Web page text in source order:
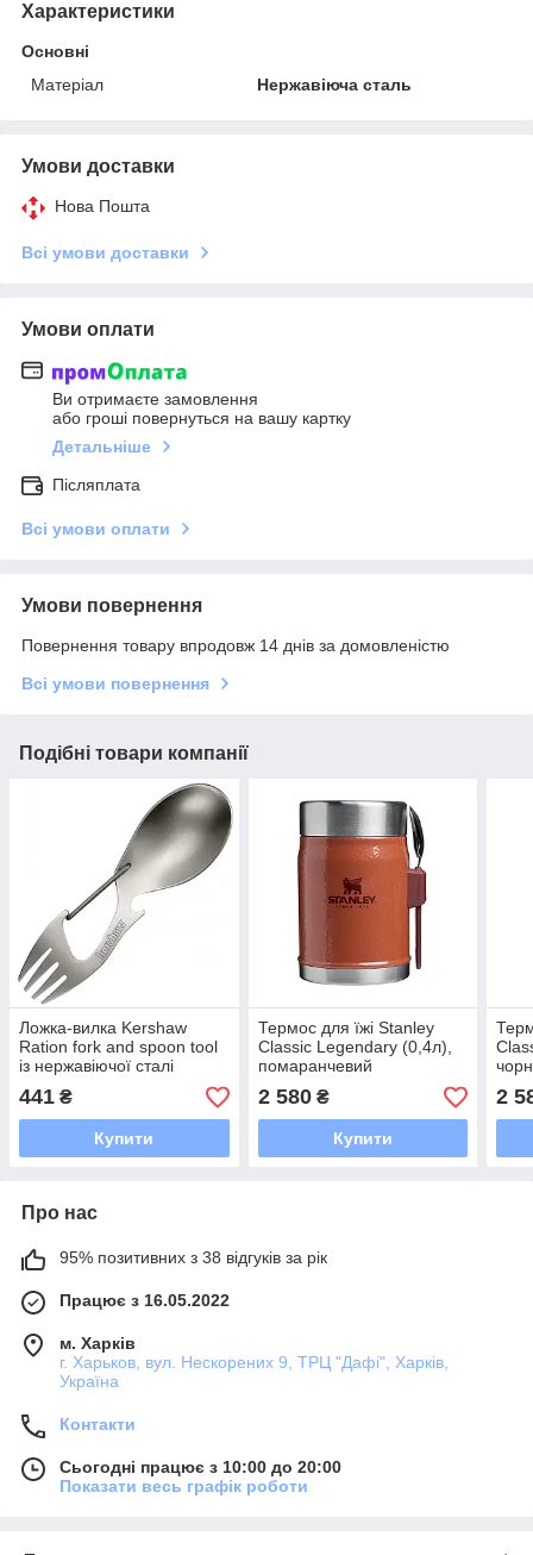
Характеристики
Основні
Матеріал
Нержавіюча сталь
Умови доставки
Нова Пошта
Всі умови доставки
Умови оплати
Ви отримаєте замовлення
або гроші повернуться на вашу картку
Детальніше
Післяплата
Всі умови оплати
Умови повернення
Повернення товару впродовж 14 днів за домовленістю
Всі умови повернення
Подібні товари компанії
Ложка-вилка Kershaw
Ration fork and spoon tool
із нержавіючої сталі
441 ₴
Купити
Термос для їжі Stanley
Classic Legendary (0,4л),
помаранчевий
2 580₴
Купити
2
Про нас
95% позитивних з 38 відгуків за рік
Працює з 16.05.2022
м. Харків
г. Харьков, вул. Нескорених 9, ТРЦ "Дафі", Харків,
Україна
Контакти
Сьогодні працює з 10:00 до 20:00
Показати весь графік роботи